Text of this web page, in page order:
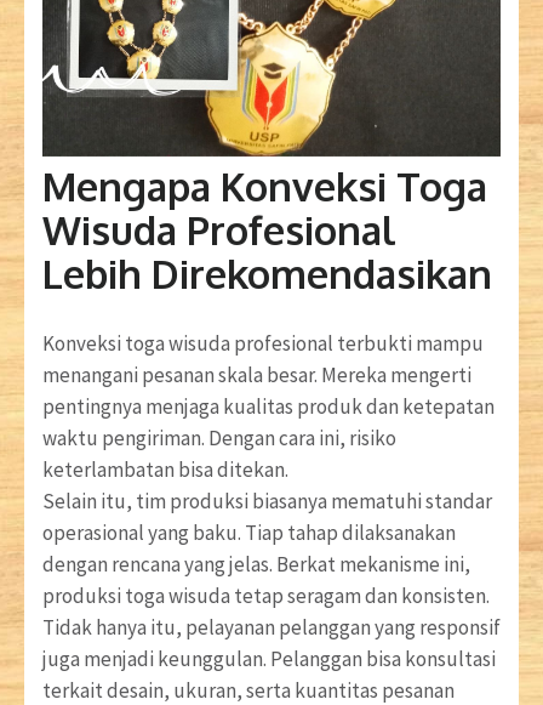
Mengapa Konveksi Toga
Wisuda Profesional
Lebih Direkomendasikan
Konveksi toga wisuda profesional terbukti mampu
menangani pesanan skala besar. Mereka mengerti
pentingnya menjaga kualitas produk dan ketepatan
waktu pengiriman. Dengan cara ini, risiko
keterlambatan bisa ditekan.
Selain itu, tim produksi biasanya mematuhi standar
operasional yang baku. Tiap tahap dilaksanakan
dengan rencana yang jelas. Berkat mekanisme ini,
produksi toga wisuda tetap seragam dan konsisten.
Tidak hanya itu, pelayanan pelanggan yang responsif
juga menjadi keunggulan. Pelanggan bisa konsultasi
terkait desain, ukuran, serta kuantitas pesanan